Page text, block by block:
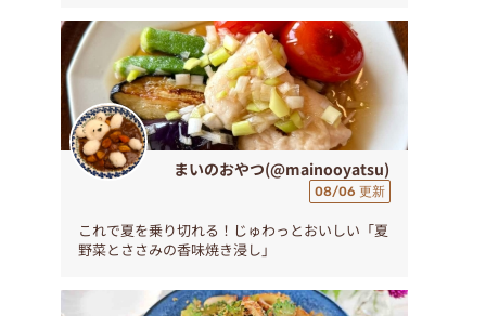
まいのおやつ(@mainooyatsu)
08/06 更新
これで夏を乗り切れる！じゅわっとおいしい「夏
野菜とささみの香味焼き浸し」